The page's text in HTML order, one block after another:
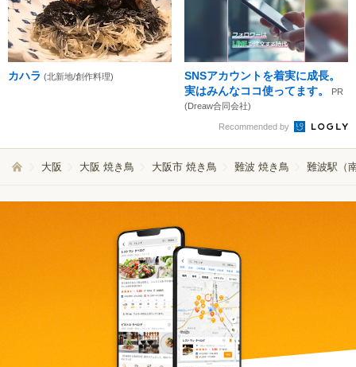
カハラ (北新地/創作料理)
SNSアカウントを着実に成長。
実はみんなココ使ってます。
PR
(Dreaw合同会社)
Recommended by
大阪 大阪 焼き鳥 大阪市 焼き鳥 難波 焼き鳥 難波駅（